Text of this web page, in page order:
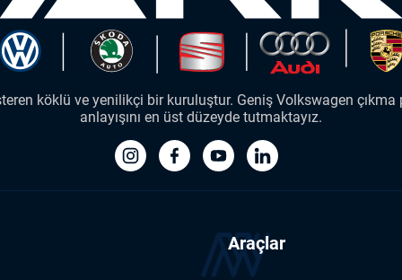
köklü ve yenilikçi bir kuruluştur. Geniş Volkswagen
anlayışını en üst düzeyde tutmaktayız.
Araçlar